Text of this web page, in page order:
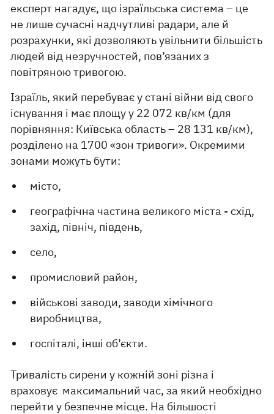
експерт нагадує, що ізраїльська система – це
не лише сучасні надчутливі радари, але й
розрахунки, які дозволяють увільнити більшість
людей від незручностей, пов’язаних з
повітряною тривогою.
Ізраїль, який перебуває у стані війни від свого
існування і має площу у 22 072 кв/км (для
порівняння: Київська область – 28 131 кв/км),
розділено на 1700 «зон тривоги». Окремими
зонами можуть бути:
місто,
географічна частина великого міста - схід,
захід, північ, південь,
село,
промисловий район,
військові заводи, заводи хімічного
виробництва,
госпіталі, інші об’єкти.
Тривалість сирени у кожній зоні різна і
враховує максимальний час, за який необхідно
перейти у безпечне місце. На більшості